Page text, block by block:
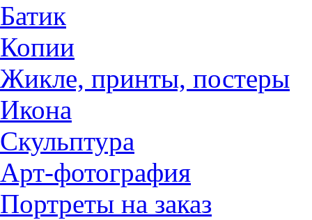
Батик
Копии
Жикле, принты, постеры
Икона
Скульптура
Арт-фотография
Портреты на заказ